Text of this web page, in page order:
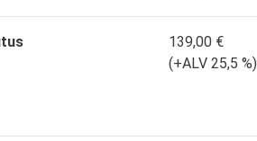
139,00 €
(+ALV 25,5 %)